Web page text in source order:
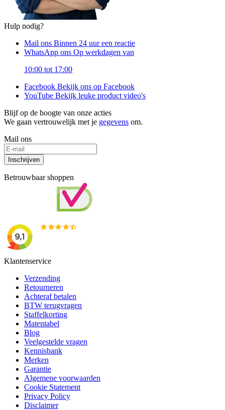
Hulp nodig?
Mail ons Binnen 24 uur een reactie
WhatsApp ons Op werkdagen van
10:00 tot 17:00
Facebook Bekijk ons op Facebook
YouTube Bekijk leuke product video's
Blijf op de hoogte van onze acties
We gaan vertrouwelijk met je gegevens om.
Mail ons
Inschrijven
Betrouwbaar shoppen
Klantenservice
Verzending
Retourneren
Achteraf betalen
BTW terugvragen
Staffelkorting
Matentabel
Blog
Veelgestelde vragen
Kennisbank
Merken
Garantie
Algemene voorwaarden
Cookie Statement
Privacy Policy
Disclaimer